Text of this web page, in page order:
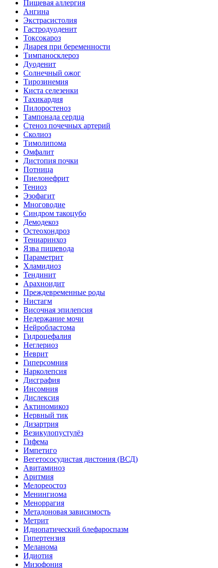
Пищевая аллергия
Ангина
Экстрасистолия
Гастродуоденит
Токсокароз
Диарея при беременности
Тимпаносклероз
Дуоденит
Солнечный ожог
Тирозинемия
Киста селезенки
Тахикардия
Пилоростеноз
Тампонада сердца
Стеноз почечных артерий
Сколиоз
Тимолипома
Омфалит
Дистопия почки
Потница
Пиелонефрит
Тениоз
Эзофагит
Многоводие
Синдром такоцубо
Демодекоз
Остеохондроз
Тениаринхоз
Язва пищевода
Параметрит
Хламидиоз
Тендинит
Арахноидит
Преждевременные роды
Нистагм
Височная эпилепсия
Недержание мочи
Нейробластома
Гидроцефалия
Неглериоз
Неврит
Гиперсомния
Нарколепсия
Дисграфия
Инсомния
Дислексия
Актиномикоз
Нервный тик
Дизартрия
Везикулопустулёз
Гифема
Импетиго
Вегетососудистая дистония (ВСД)
Авитаминоз
Аритмия
Мелореостоз
Менингиома
Меноррагия
Метадоновая зависимость
Метрит
Идиопатический блефароспазм
Гипертензия
Меланома
Идиотия
Мизофония